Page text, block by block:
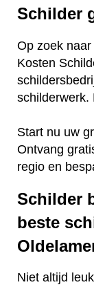
Schilder
Op zoek
Kosten
schilderwerk.
Start nu uw
Ontvang
regio en
Schilder
beste
Niet altijd